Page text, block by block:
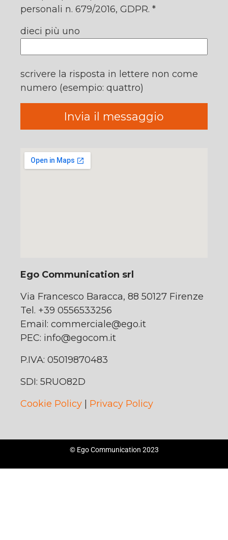
personali n. 679/2016, GDPR. *
dieci più uno
scrivere la risposta in lettere non come
numero (esempio: quattro)
Ego Communication srl
Via Francesco Baracca, 88 50127 Firenze
Tel. +39 0556533256
Email: commerciale@ego.it
PEC: info@egocom.it
P.IVA: 05019870483
SDI: 5RUO82D
Cookie Policy
Privacy Policy
© Ego Communication 2023